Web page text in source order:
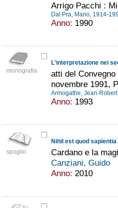
Arrigo Pacchi :
Dal Pra, Mario, 1914-
Anno: 1990
monografia
L'interpretazione nei
atti del
novembre 1991,
Armogathe, Jean-
Anno: 1993
spoglio
Nihil est quod
Cardano e la
Canziani, Guido
Anno: 2010